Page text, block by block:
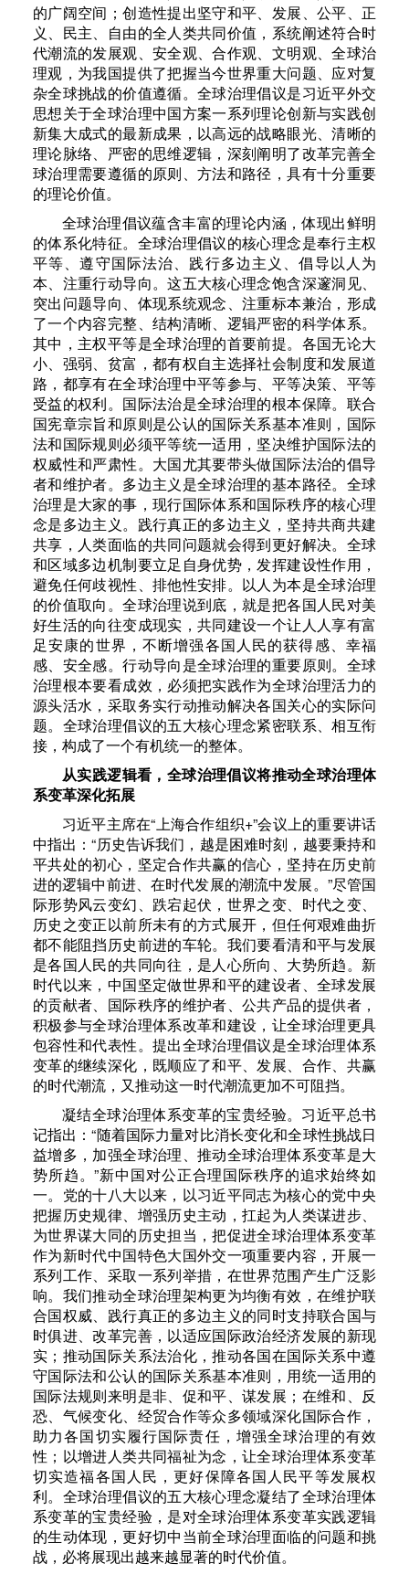
的广阔空间；创造性提出坚守和平、发展、公平、正
义、民主、自由的全人类共同价值，系统阐述符合时
代潮流的发展观、安全观、合作观、文明观、全球治
理观，为我国提供了把握当今世界重大问题、应对复
杂全球挑战的价值遵循。全球治理倡议是习近平外交
思想关于全球治理中国方案一系列理论创新与实践创
新集大成式的最新成果，以高远的战略眼光、清晰的
理论脉络、严密的思维逻辑，深刻阐明了改革完善全
球治理需要遵循的原则、方法和路径，具有十分重要
的理论价值。
全球治理倡议蕴含丰富的理论内涵，体现出鲜明
的体系化特征。全球治理倡议的核心理念是奉行主权
平等、遵守国际法治、践行多边主义、倡导以人为
本、注重行动导向。这五大核心理念饱含深邃洞见、
突出问题导向、体现系统观念、注重标本兼治，形成
了一个内容完整、结构清晰、逻辑严密的科学体系。
其中，主权平等是全球治理的首要前提。各国无论大
小、强弱、贫富，都有权自主选择社会制度和发展道
路，都享有在全球治理中平等参与、平等决策、平等
受益的权利。国际法治是全球治理的根本保障。联合
国宪章宗旨和原则是公认的国际关系基本准则，国际
法和国际规则必须平等统一适用，坚决维护国际法的
权威性和严肃性。大国尤其要带头做国际法治的倡导
者和维护者。多边主义是全球治理的基本路径。全球
治理是大家的事，现行国际体系和国际秩序的核心理
念是多边主义。践行真正的多边主义，坚持共商共建
共享，人类面临的共同问题就会得到更好解决。全球
和区域多边机制要立足自身优势，发挥建设性作用，
避免任何歧视性、排他性安排。以人为本是全球治理
的价值取向。全球治理说到底，就是把各国人民对美
好生活的向往变成现实，共同建设一个让人人享有富
足安康的世界，不断增强各国人民的获得感、幸福
感、安全感。行动导向是全球治理的重要原则。全球
治理根本要看成效，必须把实践作为全球治理活力的
源头活水，采取务实行动推动解决各国关心的实际问
题。全球治理倡议的五大核心理念紧密联系、相互衔
接，构成了一个有机统一的整体。
从实践逻辑看，全球治理倡议将推动全球治理体
系变革深化拓展
习近平主席在“上海合作组织+”会议上的重要讲话
中指出：“历史告诉我们，越是困难时刻，越要秉持和
平共处的初心，坚定合作共赢的信心，坚持在历史前
进的逻辑中前进、在时代发展的潮流中发展。”尽管国
际形势风云变幻、跌宕起伏，世界之变、时代之变、
历史之变正以前所未有的方式展开，但任何艰难曲折
都不能阻挡历史前进的车轮。我们要看清和平与发展
是各国人民的共同向往，是人心所向、大势所趋。新
时代以来，中国坚定做世界和平的建设者、全球发展
的贡献者、国际秩序的维护者、公共产品的提供者，
积极参与全球治理体系改革和建设，让全球治理更具
包容性和代表性。提出全球治理倡议是全球治理体系
变革的继续深化，既顺应了和平、发展、合作、共赢
的时代潮流，又推动这一时代潮流更加不可阻挡。
凝结全球治理体系变革的宝贵经验。习近平总书
记指出：“随着国际力量对比消长变化和全球性挑战日
益增多，加强全球治理、推动全球治理体系变革是大
势所趋。”新中国对公正合理国际秩序的追求始终如
一。党的十八大以来，以习近平同志为核心的党中央
把握历史规律、增强历史主动，扛起为人类谋进步、
为世界谋大同的历史担当，把促进全球治理体系变革
作为新时代中国特色大国外交一项重要内容，开展一
系列工作、采取一系列举措，在世界范围产生广泛影
响。我们推动全球治理架构更为均衡有效，在维护联
合国权威、践行真正的多边主义的同时支持联合国与
时俱进、改革完善，以适应国际政治经济发展的新现
实；推动国际关系法治化，推动各国在国际关系中遵
守国际法和公认的国际关系基本准则，用统一适用的
国际法规则来明是非、促和平、谋发展；在维和、反
恐、气候变化、经贸合作等众多领域深化国际合作，
助力各国切实履行国际责任，增强全球治理的有效
性；以增进人类共同福祉为念，让全球治理体系变革
切实造福各国人民，更好保障各国人民平等发展权
利。全球治理倡议的五大核心理念凝结了全球治理体
系变革的宝贵经验，是对全球治理体系变革实践逻辑
的生动体现，更好切中当前全球治理面临的问题和挑
战，必将展现出越来越显著的时代价值。